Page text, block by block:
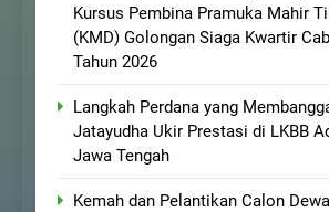
Kursus Pembina Pramuka Mahir
(KMD) Golongan Siaga Kwartir
Tahun 2026
Langkah Perdana yang
Jatayudha Ukir Prestasi di LKBB
Jawa Tengah
Kemah dan Pelantikan Calon